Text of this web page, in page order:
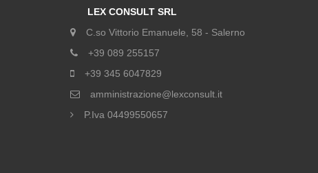
LEX CONSULT SRL
C.so Vittorio Emanuele, 58 - Salerno
+39 089 255157
+39 345 6047829
amministrazione@lexconsult.it
P.Iva 04499550657